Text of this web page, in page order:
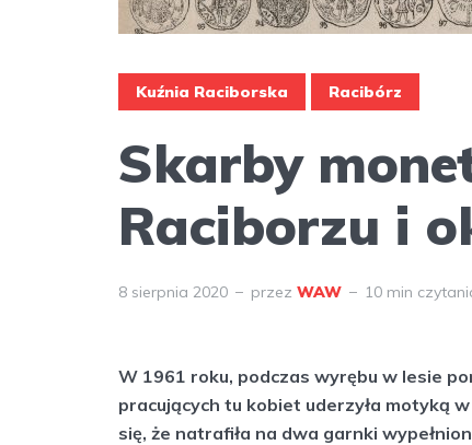
Kuźnia Raciborska Racibórz
Skarby
Raciborzu i
8 sierpnia 2020 przez WAW 10 min
W 1961 roku, podczas wyrębu w lesie
pracujących tu kobiet uderzyła motyką
się, że natrafiła na dwa garnki